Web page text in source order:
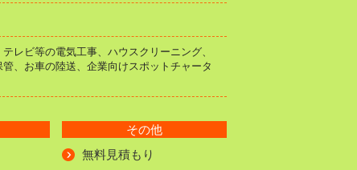
レビ等の電気工事、ハウスクリーニング、
、お車の陸送、企業向けスポットチャータ
その他
無料見積もり